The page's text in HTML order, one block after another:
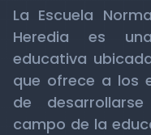
La Escuela
Heredia es
educativa
que ofrece a los
de
campo de la